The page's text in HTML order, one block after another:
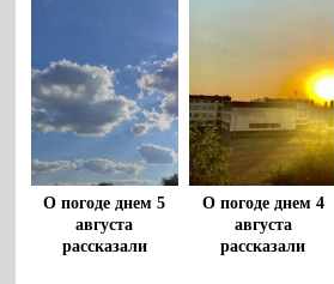
О погоде днем 5
августа
рассказали
О погоде днем 4
августа
рассказали